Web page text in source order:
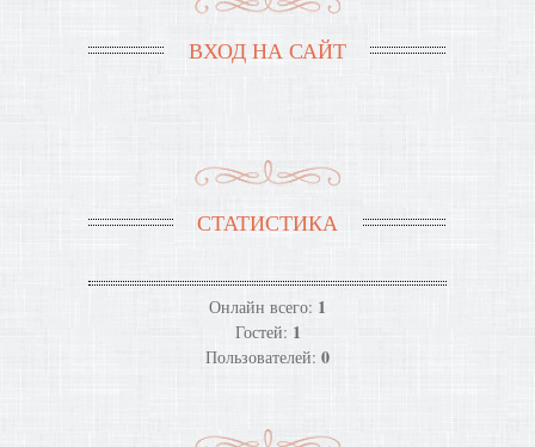
ВХОД НА САЙТ
СТАТИСТИКА
Онлайн всего: 1
Гостей: 1
Пользователей: 0